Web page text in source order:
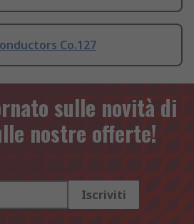
Co.127
sulle novità di
nostre offerte!
Iscriviti